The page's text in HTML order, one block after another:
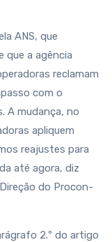
ANS, que
que a agência
reclamam
com o
A mudança, no
apliquem
reajustes para
até agora, diz
do Procon-
2.º do artigo